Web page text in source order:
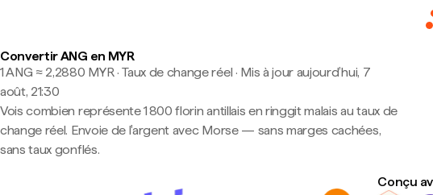
Convertir ANG en MYR
1 ANG ≈ 2,2880 MYR · Taux de change réel · Mis à jour aujourd’hui, 7
août, 21:30
Vois combien représente 1 800 florin antillais en ringgit malais au taux de
change réel. Envoie de l'argent avec Morse — sans marges cachées,
sans taux gonflés.
Conçu